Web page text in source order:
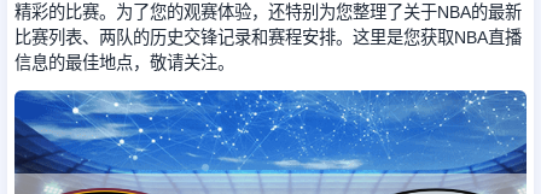
足球录像
篮球录像
足球集锦
精彩的比赛。为了您的观赛体验，还特别为您整理了关于NBA的最新
比赛列表、两队的历史交锋记录和赛程安排。这里是您获取NBA直播
信息的最佳地点，敬请关注。